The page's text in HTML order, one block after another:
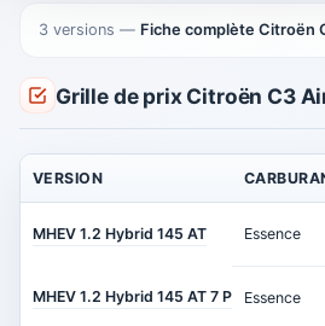
3 versions — Fiche complète Citroën
Grille de prix Citroën C3
VERSION
MHEV 1.2 Hybrid 145 AT Essence
MHEV 1.2 Hybrid 145 AT 7 P Essence